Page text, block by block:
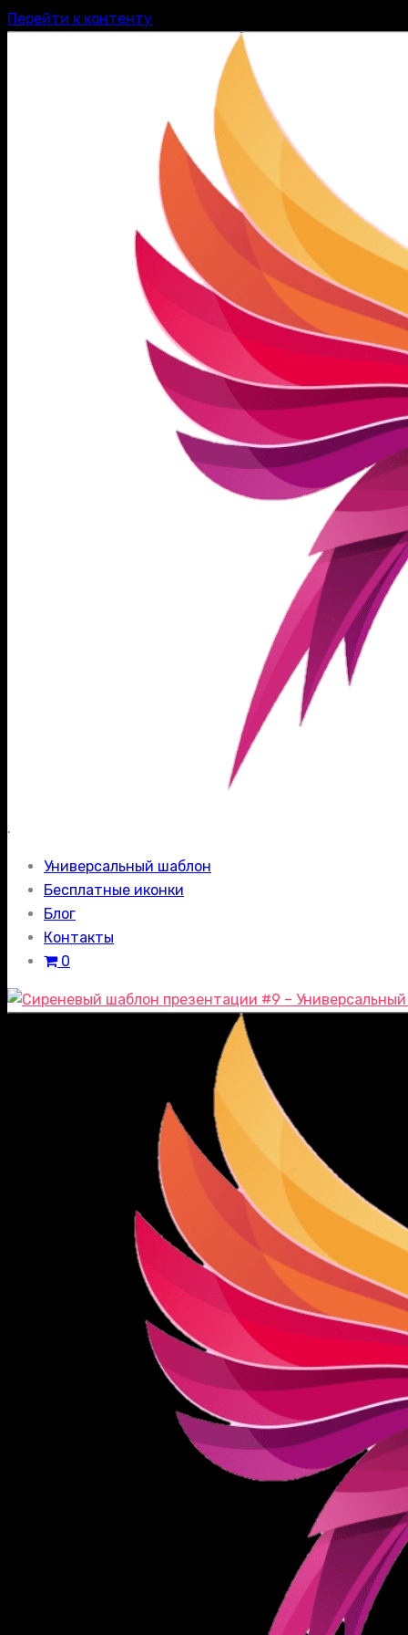
Перейти к контенту
.
Универсальный шаблон
Бесплатные иконки
Блог
Контакты
0